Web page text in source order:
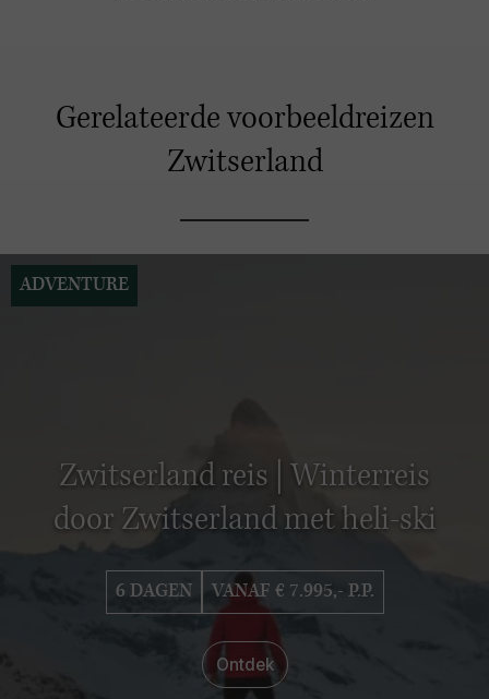
Gerelateerde voorbeeldreizen
Zwitserland
Zwitserland reis | Winterreis
door Zwitserland met heli-ski
6 DAGEN VANAF € 7.995,- P.P.
Ontdek
ADVENTURE